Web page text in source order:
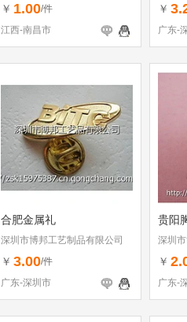
￥ 1.00/件
江西-南昌市
￥
广东-
合肥金属礼
深圳市博邦工艺制品有限公司
￥ 3.00/件
广东-深圳市
贵阳
深圳
￥
广东-